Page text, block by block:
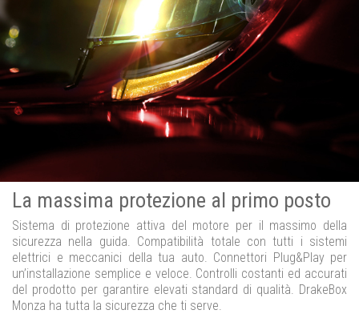
La massima protezione al primo posto
Sistema di protezione attiva del motore per il massimo della
sicurezza nella guida. Compatibilità totale con tutti i sistemi
elettrici e meccanici della tua auto. Connettori Plug&Play per
un’installazione semplice e veloce. Controlli costanti ed accurati
del prodotto per garantire elevati standard di qualità. DrakeBox
Monza ha tutta la sicurezza che ti serve.